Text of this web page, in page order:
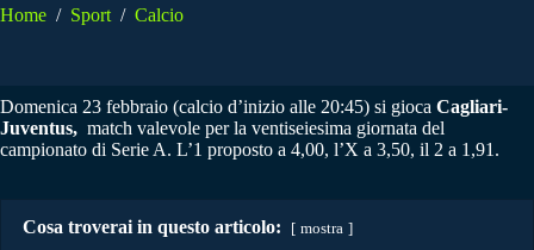
Home / Sport / Calcio
Domenica 23 febbraio (calcio d’inizio alle 20:45) si gioca Cagliari-
Juventus, match valevole per la ventiseiesima giornata del
campionato di Serie A. L’1 proposto a 4,00, l’X a 3,50, il 2 a 1,91.
Cosa troverai in questo articolo: mostra